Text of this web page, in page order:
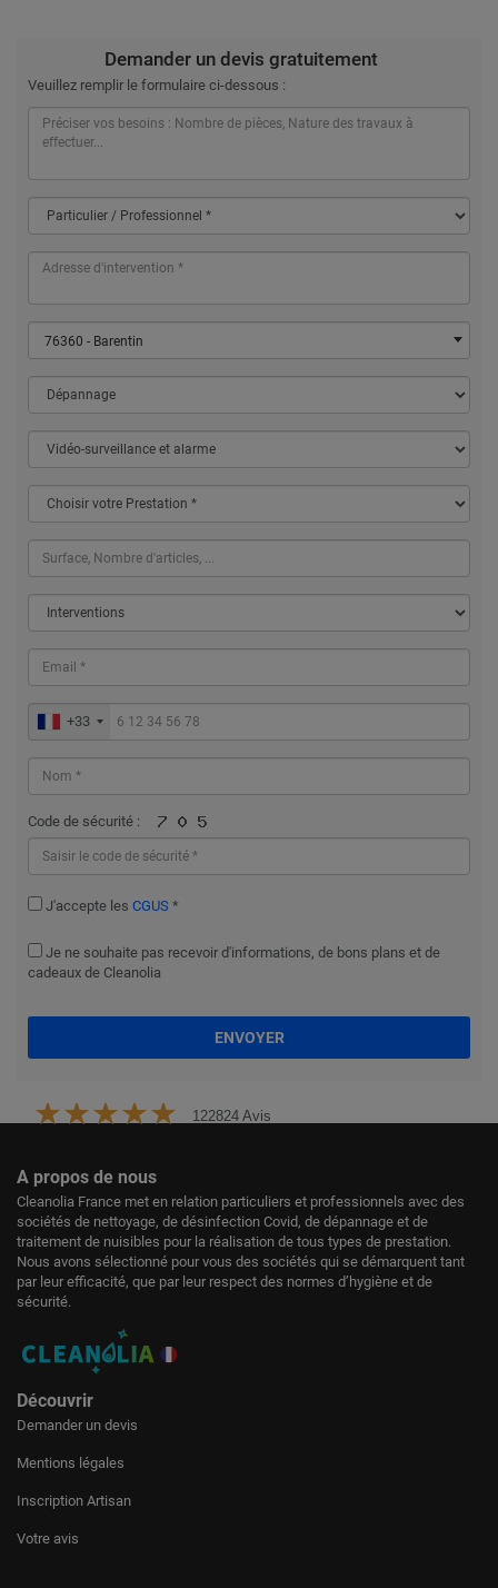
Demander un devis gratuitement
Veuillez remplir le formulaire ci-dessous :
76360 - Barentin
+33
Code de sécurité :
J'accepte les CGUS *
Je ne souhaite pas recevoir d'informations, de bons plans et de
cadeaux de Cleanolia
ENVOYER
122824 Avis
A propos de nous
Cleanolia France met en relation particuliers et professionnels avec des
sociétés de nettoyage, de désinfection Covid, de dépannage et de
traitement de nuisibles pour la réalisation de tous types de prestation.
Nous avons sélectionné pour vous des sociétés qui se démarquent tant
par leur efficacité, que par leur respect des normes d’hygiène et de
sécurité.
Découvrir
Demander un devis
Mentions légales
Inscription Artisan
Votre avis